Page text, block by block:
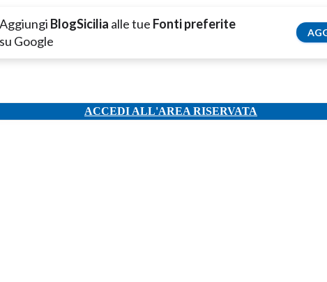
Aggiungi BlogSicilia alle tue Fonti preferite
su Google
ACCEDI ALL'AREA RISERVATA